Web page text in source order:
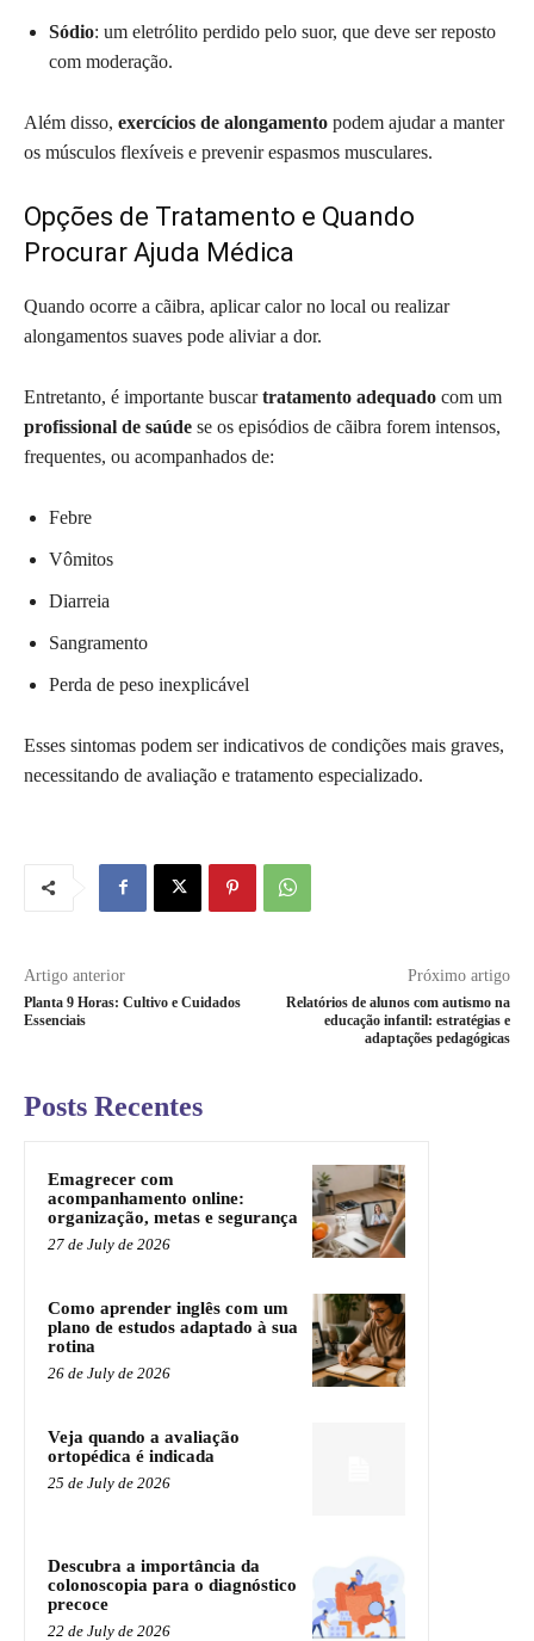
Sódio: um eletrólito perdido pelo suor, que deve ser reposto
com moderação.
Além disso, exercícios de alongamento podem ajudar a manter
os músculos flexíveis e prevenir espasmos musculares.
Opções de Tratamento e Quando
Procurar Ajuda Médica
Quando ocorre a cãibra, aplicar calor no local ou realizar
alongamentos suaves pode aliviar a dor.
Entretanto, é importante buscartratamento adequado com um
profissional de saúde se os episódios de cãibra forem intensos,
frequentes, ou acompanhados de:
Febre
Vômitos
Diarreia
Sangramento
Perda de peso inexplicável
Esses sintomas podem ser indicativos de condições mais graves,
necessitando de avaliação e tratamento especializado.
Artigo anterior
Planta 9 Horas: Cultivo e Cuidados
Essenciais
Próximo artigo
Relatórios de alunos com autismo na
educação infantil: estratégias e
adaptações pedagógicas
Posts Recentes
Emagrecer com
acompanhamento online:
organização, metas e segurança
27 de July de 2026
Como aprender inglês com um
plano de estudos adaptado à sua
rotina
26 de July de 2026
Veja quando a avaliação
ortopédica é indicada
25 de July de 2026
Descubra a importância da
colonoscopia para o diagnóstico
precoce
22 de July de 2026